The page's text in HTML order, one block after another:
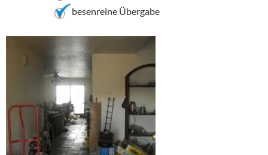
besenreine Übergabe